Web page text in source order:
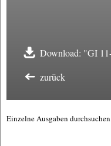
Download: "GI
zurück
Einzelne Ausgaben durchsuchen